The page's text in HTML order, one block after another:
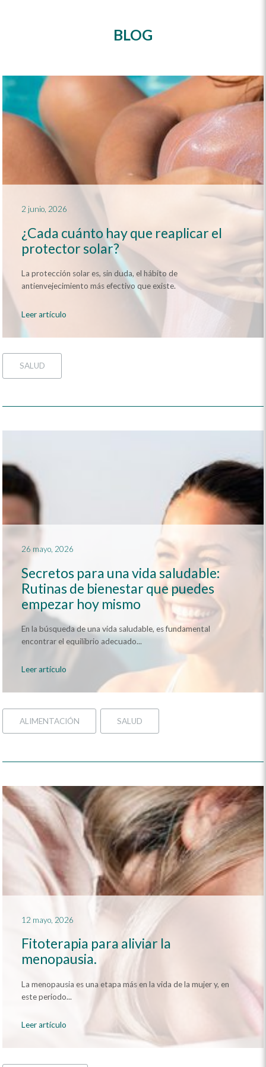
BLOG
2 junio, 2026
¿Cada cuánto hay que reaplicar el
protector solar?
La protección solar es, sin duda, el hábito de
antienvejecimiento más efectivo que existe.
Leer artículo
SALUD
26 mayo, 2026
Secretos para una vida saludable:
Rutinas de bienestar que puedes
empezar hoy mismo
En la búsqueda de una vida saludable, es fundamental
encontrar el equilibrio adecuado...
Leer artículo
ALIMENTACIÓN SALUD
12 mayo, 2026
Fitoterapia para aliviar la
menopausia.
La menopausia es una etapa más en la vida de la mujer y, en
este periodo...
Leer artículo